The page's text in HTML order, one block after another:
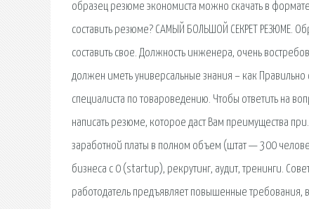
образец резюме экономиста можно скачать в
составить резюме? САМЫЙ БОЛЬШОЙ СЕКРЕТ РЕЗЮМЕ.
составить свое. Должность инженера, очень
должен иметь универсальные знания – как
специалиста по товароведению. Чтобы ответить на
написать резюме, которое даст Вам преимущества
заработной платы в полном объем (штат — 300
бизнеса с 0 (startup), рекрутинг, аудит, тренинги.
работодатель предъявляет повышенные